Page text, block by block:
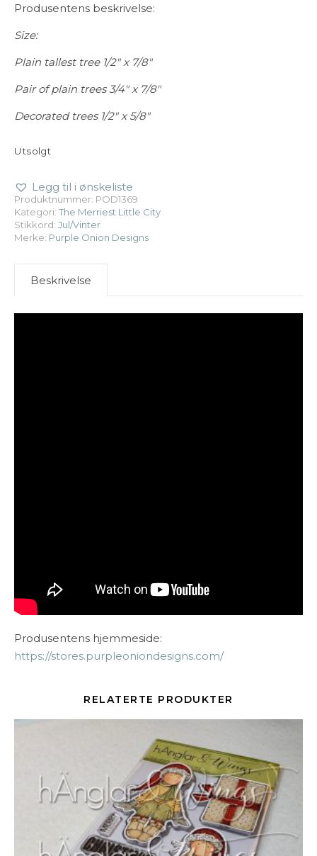
Produsentens beskrivelse:
Size:
Plain tallest tree 1/2″ x 7/8″
Pair of plain trees 3/4″ x 7/8″
Decorated trees 1/2″ x 5/8″
Utsolgt
Legg til i ønskeliste
Produktnummer: POD1369
Kategori: The Merriest Little City
Stikkord: Jul/Vinter
Merke: Purple Onion Designs
Beskrivelse
Produsentens hjemmeside:
https://stores.purpleoniondesigns.com/
RELATERTE PRODUKTER